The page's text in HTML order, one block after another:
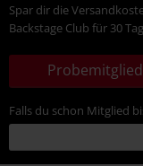
Spar dir die
Backstage Club für 30
Falls du schon Mitglied